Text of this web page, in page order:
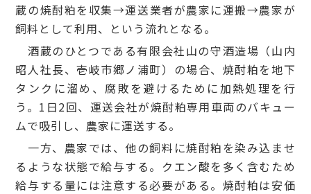
蔵の焼酎粕を収集→運送業者が農家に運搬→農家が
飼料として利用、という流れとなる。
酒蔵のひとつである有限会社山の守酒造場（山内
昭人社長、壱岐市郷ノ浦町）の場合、焼酎粕を地下
タンクに溜め、腐敗を避けるために加熱処理を行
う。1日2回、運送会社が焼酎粕専用車両のバキュー
ムで吸引し、農家に運送する。
一方、農家では、他の飼料に焼酎粕を染み込ませ
るような状態で給与する。クエン酸を多く含むため
給与する量には注意する必要がある。焼酎粕は安価